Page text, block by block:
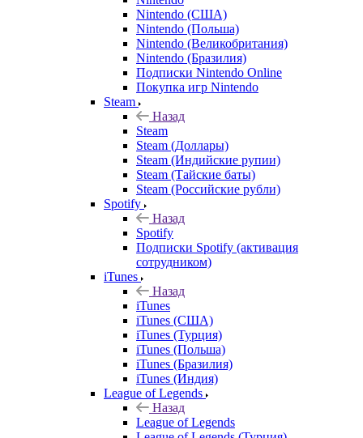
Nintendo (США)
Nintendo (Польша)
Nintendo (Великобритания)
Nintendo (Бразилия)
Подписки Nintendo Online
Покупка игр Nintendo
Steam
Назад
Steam
Steam (Доллары)
Steam (Индийские рупии)
Steam (Тайские баты)
Steam (Российские рубли)
Spotify
Назад
Spotify
Подписки Spotify (активация
сотрудником)
iTunes
Назад
iTunes
iTunes (США)
iTunes (Турция)
iTunes (Польша)
iTunes (Бразилия)
iTunes (Индия)
League of Legends
Назад
League of Legends